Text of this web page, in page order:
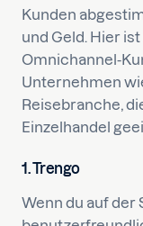
Kunden
und Geld. Hier
Omnichannel-
Unternehmen
Reisebranche,
Einzelhandel
1. Trengo
Wenn du auf der